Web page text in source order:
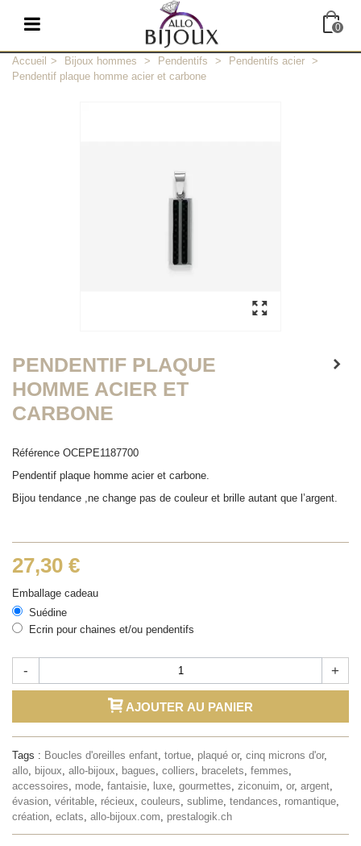
0
Accueil > Bijoux hommes > Pendentifs > Pendentifs acier >
Pendentif plaque homme acier et carbone
PENDENTIF PLAQUE
HOMME ACIER ET
CARBONE
Référence OCEPE1187700
Pendentif plaque homme acier et carbone.
Bijou tendance ,ne change pas de couleur et brille autant que l’argent.
27,30 €
Emballage cadeau
Suédine
Ecrin pour chaines et/ou pendentifs
- +
AJOUTER AU PANIER
Tags : Boucles d'oreilles enfant, tortue, plaqué or, cinq microns d'or,
allo, bijoux, allo-bijoux, bagues, colliers, bracelets, femmes,
accessoires, mode, fantaisie, luxe, gourmettes, ziconuim, or, argent,
évasion, véritable, récieux, couleurs, sublime, tendances, romantique,
création, eclats, allo-bijoux.com, prestalogik.ch